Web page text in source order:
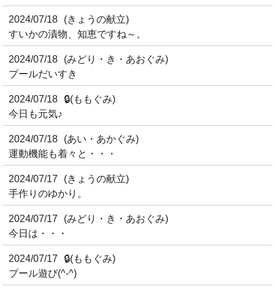
2024/07/18
(きょうの献立)
すいかの漬物、知恵ですね～。
2024/07/18
(みどり・き・あおぐみ)
プールだいすき
2024/07/18 🔒(ももぐみ)
今日も元気♪
2024/07/18
(あい・あかぐみ)
運動機能も着々と・・・
2024/07/17
(きょうの献立)
手作りのゆかり。
2024/07/17
(みどり・き・あおぐみ)
今日は・・・
2024/07/17 🔒(ももぐみ)
プール遊び(^-^)